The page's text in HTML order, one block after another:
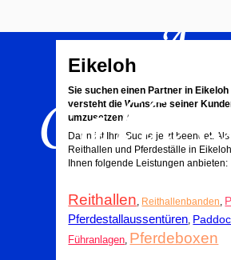
A.
Eikeloh
Sie suchen einen Partner in Eikeloh
versteht die Wünsche seiner
umzusetzen?
Dann ist Ihre Suche jetzt beendet.
Reithallen und Pferdeställe in
Ihnen folgende Leistungen anbieten:
Reithallen, Reithallenbanden,
Pferdestallaussentüren,
Führanlagen, Pferdeboxen